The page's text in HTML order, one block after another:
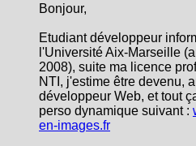
Bonjour,
Etudiant développeur
l'Université Aix-Marseille
2008), suite ma licence
NTI, j'estime être devenu,
développeur Web, et tout
perso dynamique suivant :
en-images.fr